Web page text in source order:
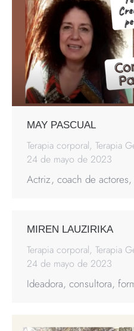
MAY PASCUAL
Terapia corporal, Terapia
24 de mayo de 2023
Actriz, coach de
MIREN LAUZIRIKA
Terapia corporal, Terapia
24 de mayo de 2023
Ideadora, consultora,